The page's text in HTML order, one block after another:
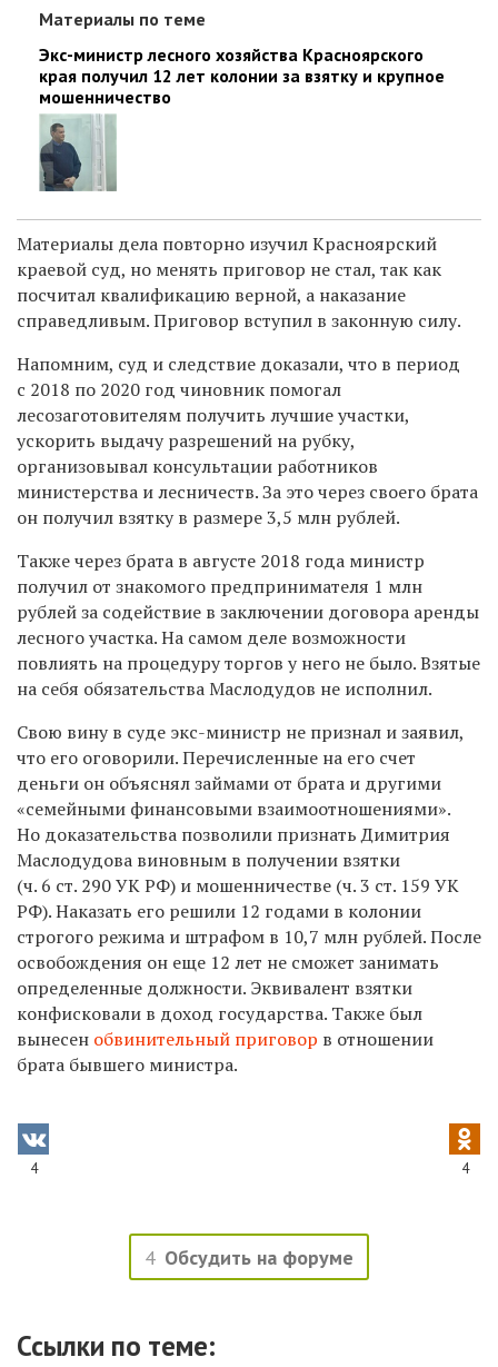
Материалы по теме
Экс-министр лесного хозяйства Красноярского
края получил 12 лет колонии за взятку и крупное
мошенничество
Материалы дела повторно изучил Красноярский
краевой суд, но менять приговор не стал, так как
посчитал квалификацию верной, а наказание
справедливым. Приговор вступил в законную силу.
Напомним, суд и следствие доказали, что в период
с 2018 по 2020 год чиновник помогал
лесозаготовителям получить лучшие участки,
ускорить выдачу разрешений на рубку,
организовывал консультации работников
министерства и лесничеств. За это через своего брата
он получил взятку в размере 3,5 млн рублей.
Также через брата в августе 2018 года министр
получил от знакомого предпринимателя 1 млн
рублей за содействие в заключении договора аренды
лесного участка. На самом деле возможности
повлиять на процедуру торгов у него не было. Взятые
на себя обязательства Маслодудов не исполнил.
Свою вину в суде экс-министр не признал и заявил,
что его оговорили. Перечисленные на его счет
деньги он объяснял займами от брата и другими
«семейными финансовыми взаимоотношениями».
Но доказательства позволили признать Димитрия
Маслодудова виновным в получении взятки
(ч. 6 ст. 290 УК РФ) и мошенничестве (ч. 3 ст. 159 УК
РФ). Наказать его решили 12 годами в колонии
строгого режима и штрафом в 10,7 млн рублей. После
освобождения он еще 12 лет не сможет занимать
определенные должности. Эквивалент взятки
конфисковали в доход государства. Также был
вынесен обвинительный приговор в отношении
брата бывшего министра.
4 4
4 Обсудить на форуме
Ссылки по теме: